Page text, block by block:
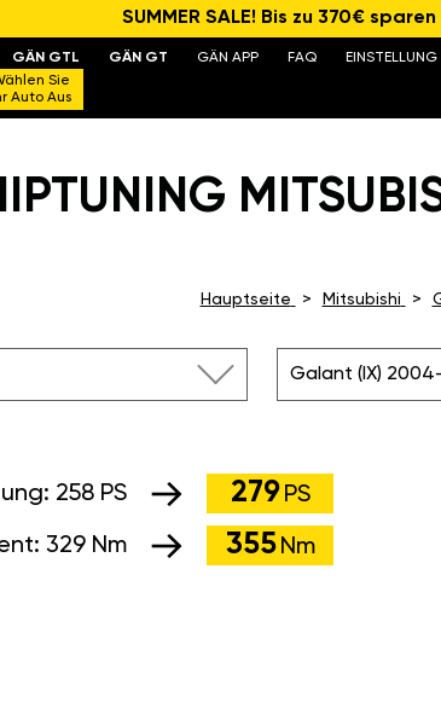
SUMMER SALE! Bis zu 370€
GÄN GTL GÄN GT GÄN APP FAQ EINSTELLUNG
Sie
Auto Aus
Hauptseite Mitsubishi
Galant (IX)
258 PS 279 PS
329 Nm 355 Nm